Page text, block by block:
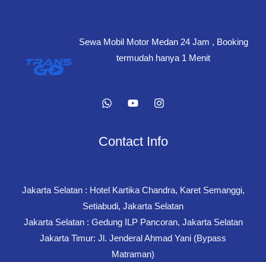
Sewa Mobil Motor Medan 24 Jam , Booking
termudah hanya 1 Menit
Contact Info
Jakarta Selatan : Hotel Kartika Chandra, Karet Semanggi,
Setiabudi, Jakarta Selatan
Jakarta Selatan : Gedung ILP Pancoran, Jakarta Selatan
Jakarta Timur: Jl. Jenderal Ahmad Yani (Bypass
Matraman)